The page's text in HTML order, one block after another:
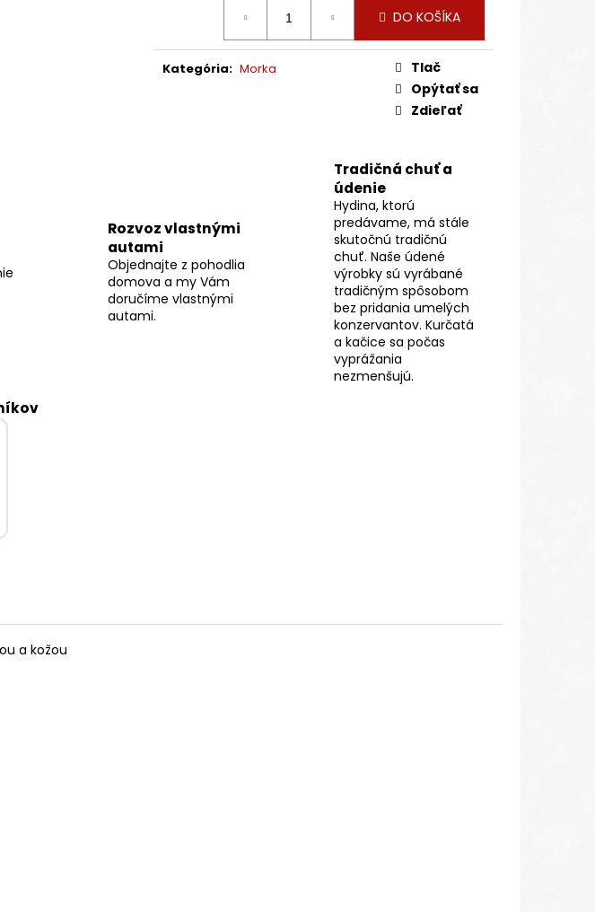
DO KOŠÍKA
Kategória: Morka
Tlač
Opýtať sa
Zdieľať
Rozvoz vlastnými
autami
Objednajte z pohodlia
domova a my Vám
doručíme vlastnými
autami.
Tradičná chuť a
údenie
Hydina, ktorú
predávame, má stále
skutočnú tradičnú
chuť. Naše údené
výrobky sú vyrábané
tradičným spôsobom
bez pridania umelých
konzervantov. Kurčatá
a kačice sa počas
vyprážania
nezmenšujú.
a kožou